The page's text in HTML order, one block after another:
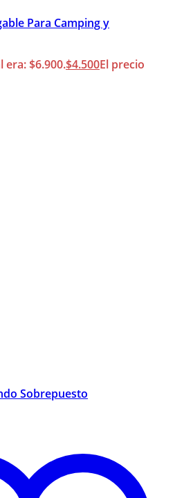
Para Camping y
era: $6.900.$4.500El precio